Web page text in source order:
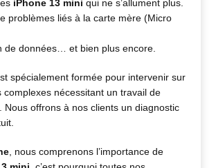
iPhone 13 mini qui ne s’allument plus.
problèmes liés à la carte mère (Micro
de données… et bien plus encore.
spécialement formée pour intervenir sur
complexes nécessitant un travail de
Nous offrons à nos clients un diagnostic
, nous comprenons l’importance de